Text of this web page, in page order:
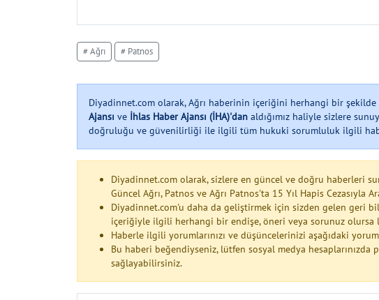
# Ağrı # Patnos
Diyadinnet.com olarak, Ağrı haberinin içeriğini herhangi bir
Ajansı ve İhlas Haber Ajansı (İHA)'dan aldığımız haliyle sizlere
doğruluğu ve güvenilirliği ile ilgili tüm hukuki sorumluluk ilgili
Diyadinnet.com olarak, sizlere en güncel ve doğru haberleri
Güncel Ağrı, Patnos ve Ağrı Patnos'ta 15 Yıl Hapis Cezasıyla
Diyadinnet.com'u daha da geliştirmek için sizden gelen geri
içeriğiyle ilgili herhangi bir endişe, öneri veya sorunuz olursa
Haberle ilgili yorumlarınızı ve düşüncelerinizi aşağıdaki
Bu haberi beğendiyseniz, lütfen sosyal medya hesaplarınızda
sağlayabilirsiniz.